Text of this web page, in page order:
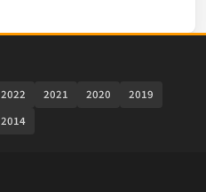
2022 2021 2020
2019
2014